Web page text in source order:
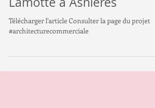
jeunesse pour le Père
Lamotte à Asnières
#architecturecommerciale